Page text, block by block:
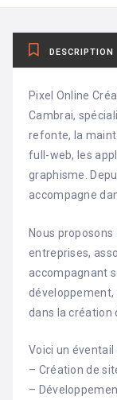
DESCRIPTION
Pixel Online
Cambrai,
refonte, la
full-web, les
graphisme.
accompagne
Nous
entreprises,
accompagnant
dans la création
Voici un éventail
– Création de
–